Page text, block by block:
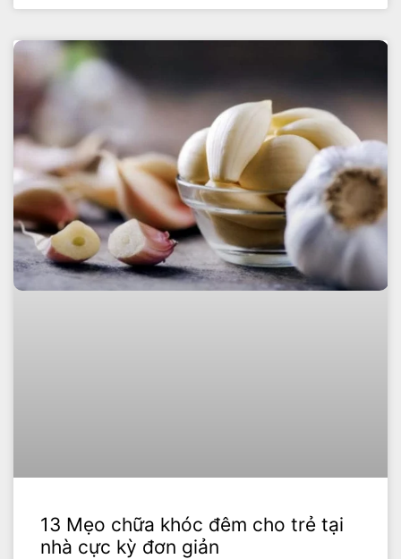
13 Mẹo chữa khóc đêm cho trẻ tại
nhà cực kỳ đơn giản